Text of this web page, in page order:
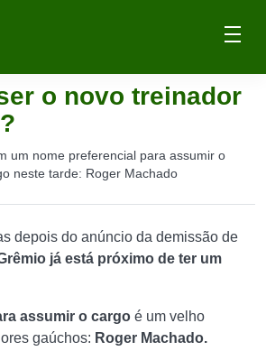
o novo treinador
um nome preferencial para assumir o
neste tarde: Roger Machado
depois do anúncio da demissão de
já está próximo de ter um
assumir o cargo é um velho
gaúchos: Roger Machado.